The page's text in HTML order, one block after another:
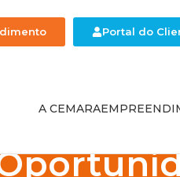
Portal do
A CEMARA